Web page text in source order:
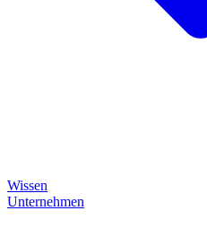
Wissen
Unternehmen